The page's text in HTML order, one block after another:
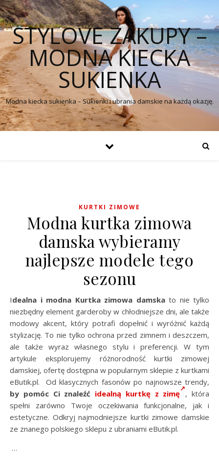
STYLOVE ZAKUPY –
MODNA KIECKA
SUKIENKA
Modna kiecka sukienka – Sukienki i ubrania damskie na każdą okazję.
KURTKI ZIMOWE
Modna kurtka zimowa
damska wybieramy
najlepsze modele tego
sezonu
Idealna i modna Kurtka zimowa damskato nie tylko
niezbędny element garderoby w chłodniejsze dni, ale także
modowy akcent, który potrafi dopełnić i wyróżnić każdą
stylizację. To nie tylko ochrona przed zimnem i deszczem,
ale także wyraz własnego stylu i preferencji. W tym
artykule eksplorujemy różnorodność kurtki zimowej
damskiej, ofertę dostępna w popularnym sklepie z kurtkami
eButik.pl. Od klasycznych fasonów po najnowsze trendy,
by pomóc Ci znaleźć idealną kurtkę z zimę , która
spełni zarówno Twoje oczekiwania funkcjonalne, jak i
estetyczne. Odkryj najmodniejsze kurtki zimowe damskie
ze znanego polskiego sklepu z ubraniami eButik.pl.
…